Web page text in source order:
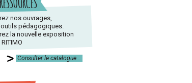
nos ouvrages,
pédagogiques.
la nouvelle exposition
Consulter le catalogue...